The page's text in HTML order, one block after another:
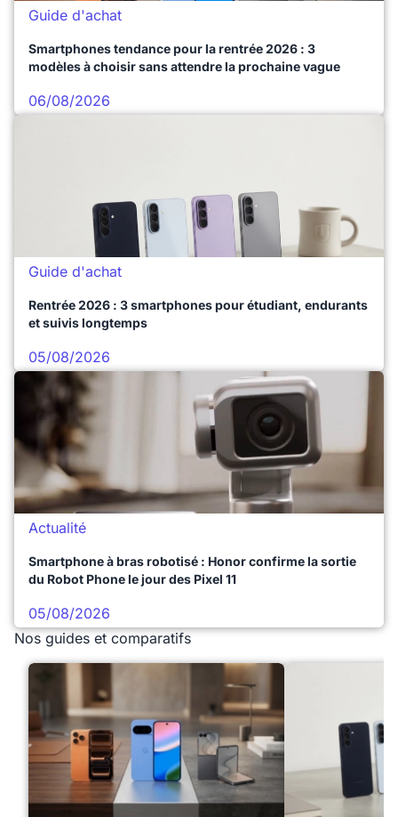
Guide d'achat
Smartphones tendance pour la rentrée 2026 : 3
modèles à choisir sans attendre la prochaine vague
06/08/2026
Guide d'achat
Rentrée 2026 : 3 smartphones pour étudiant, endurants
et suivis longtemps
05/08/2026
Actualité
Smartphone à bras robotisé : Honor confirme la sortie
du Robot Phone le jour des Pixel 11
05/08/2026
Nos guides et comparatifs